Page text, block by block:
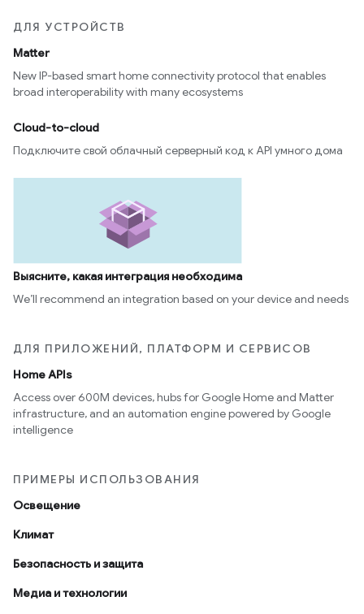
ДЛЯ УСТРОЙСТВ
Matter
New IP-based smart home connectivity protocol that enables
broad interoperability with many ecosystems
Cloud-to-cloud
Подключите свой облачный серверный код к API умного дома
Выясните, какая интеграция необходима
We’ll recommend an integration based on your device and needs
ДЛЯ ПРИЛОЖЕНИЙ, ПЛАТФОРМ И СЕРВИСОВ
Home APIs
Access over 600M devices, hubs for Google Home and Matter
infrastructure, and an automation engine powered by Google
intelligence
ПРИМЕРЫ ИСПОЛЬЗОВАНИЯ
Освещение
Климат
Безопасность и защита
Медиа и технологии